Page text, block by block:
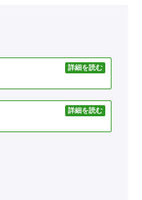
詳細を読む
詳細を読む